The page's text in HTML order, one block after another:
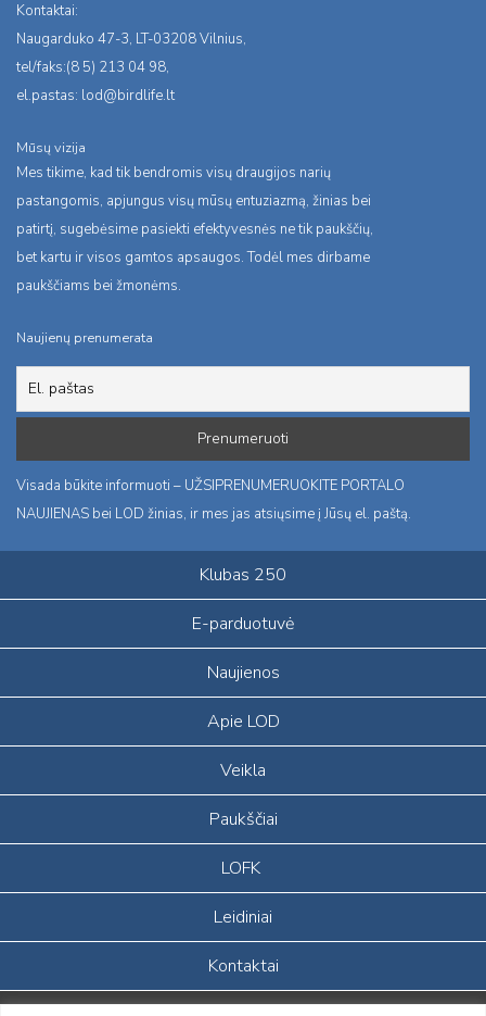
Kontaktai:
Naugarduko 47-3, LT-03208 Vilnius,
tel/faks:(8 5) 213 04 98,
el.pastas: lod@birdlife.lt
Mūsų vizija
Mes tikime, kad tik bendromis visų draugijos narių
pastangomis, apjungus visų mūsų entuziazmą, žinias bei
patirtį, sugebėsime pasiekti efektyvesnės ne tik paukščių,
bet kartu ir visos gamtos apsaugos. Todėl mes dirbame
paukščiams bei žmonėms.
Naujienų prenumerata
Visada būkite informuoti – UŽSIPRENUMERUOKITE PORTALO
NAUJIENAS bei LOD žinias, ir mes jas atsiųsime į Jūsų el. paštą.
Klubas 250
E-parduotuvė
Naujienos
Apie LOD
Veikla
Paukščiai
LOFK
Leidiniai
Kontaktai